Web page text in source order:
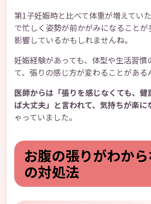
第1子妊娠時と比べて体重が増えてい
で忙しく姿勢が前かがみになること
影響しているかもしれませんね。
妊娠経験があっても、体型や生活習慣
て、張りの感じ方が変わることがある
医師からは「張りを感じなくても、
ば大丈夫」と言われて、気持ちが楽に
ゃっていました。
お腹の張りがわか
の対処法